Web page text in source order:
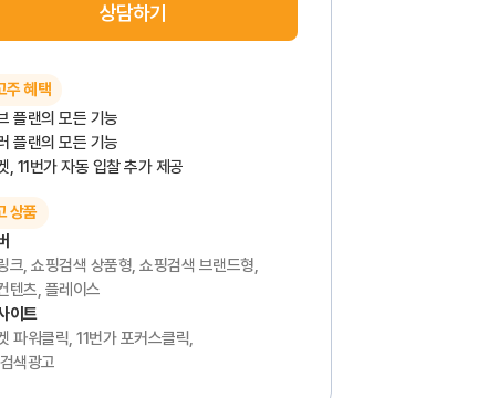
상담하기
주 혜택
플랜의 모든 기능
플랜의 모든 기능
, 11번가 자동 입찰 추가 제공
상품
크, 쇼핑검색 상품형, 쇼핑검색 브랜드형,
텐츠, 플레이스
이트
파워클릭, 11번가 포커스클릭,
색광고